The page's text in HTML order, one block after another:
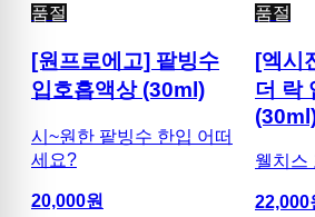
품절
[원프로에고] 팥빙수
입호흡액상 (30ml)
시~원한 팥빙수 한입 어떠
세요?
20,000원
품절
[엑시
더 락
웰치스
22,000